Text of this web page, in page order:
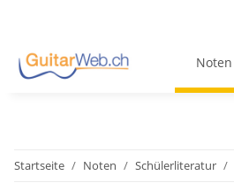
Noten
Startseite Noten Schülerliteratur